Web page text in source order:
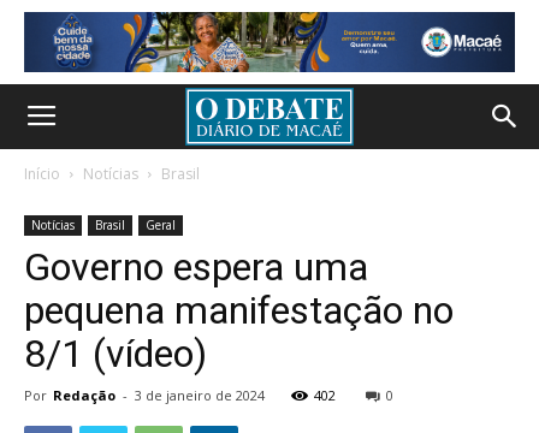
Início Notícias Brasil
Notícias Brasil Geral
Governo espera uma
pequena manifestação no
8/1 (vídeo)
Por Redação - 3 de janeiro de 2024 402 0